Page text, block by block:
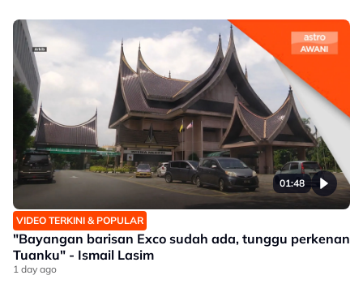
01:48
VIDEO TERKINI & POPULAR
"Bayangan barisan Exco sudah ada, tunggu perkenan
Tuanku" - Ismail Lasim
1 day ago